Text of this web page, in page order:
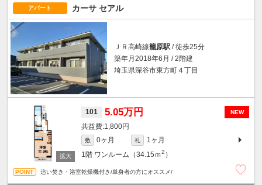
アパート カーサ セアル
ＪＲ高崎線籠原駅 / 徒歩25分
築年月2018年6月 / 2階建
埼玉県深谷市東方町４丁目
NEW
101 5.05万円
1,800円
敷 0ヶ月 礼
1ヶ月
1階 ワンルーム（34.15ｍ2 ）
追い焚き・浴室乾燥機付き/単身者の方にオススメ/